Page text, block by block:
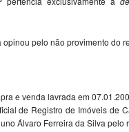
pelo não provimento do
e venda lavrada em
de Registro de Imóveis de
Álvaro Ferreira da Silva